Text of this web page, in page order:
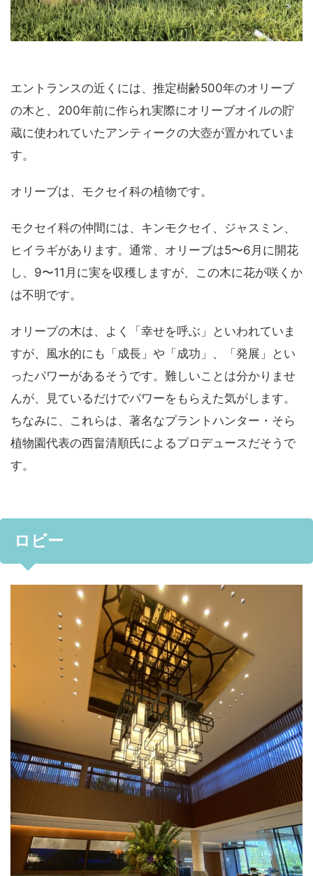
エントランスの近くには、推定樹齢500年のオリーブ
の木と、200年前に作られ実際にオリーブオイルの貯
蔵に使われていたアンティークの大壺が置かれていま
す。
オリーブは、モクセイ科の植物です。
モクセイ科の仲間には、キンモクセイ、ジャスミン、
ヒイラギがあります。通常、オリーブは5〜6月に開花
し、9〜11月に実を収穫しますが、この木に花が咲くか
は不明です。
オリーブの木は、よく「幸せを呼ぶ」といわれていま
すが、風水的にも「成長」や「成功」、「発展」とい
ったパワーがあるそうです。難しいことは分かりませ
んが、見ているだけでパワーをもらえた気がします。
ちなみに、これらは、著名なプラントハンター・そら
植物園代表の西畠清順氏によるプロデュースだそうで
す。
ロビー